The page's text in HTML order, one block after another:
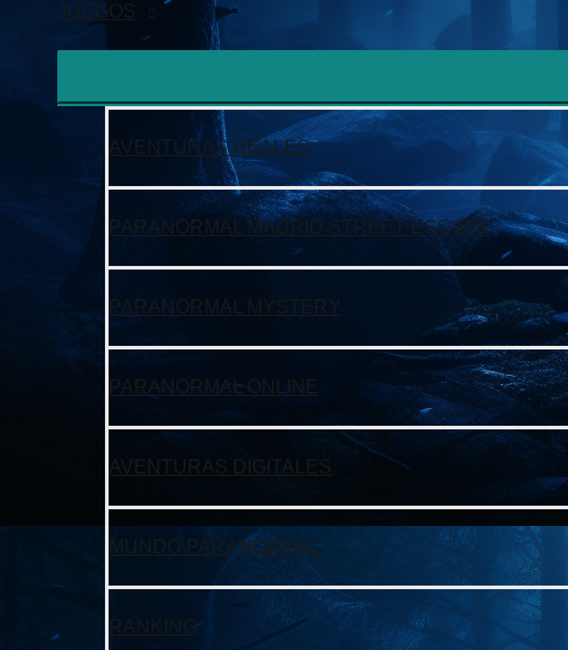
JUEGOS
AVENTURAS REALES
PARANORMAL MADRID STREET ESCAPE
PARANORMAL MYSTERY
PARANORMAL ONLINE
AVENTURAS DIGITALES
MUNDO PARANORMAL
RANKING